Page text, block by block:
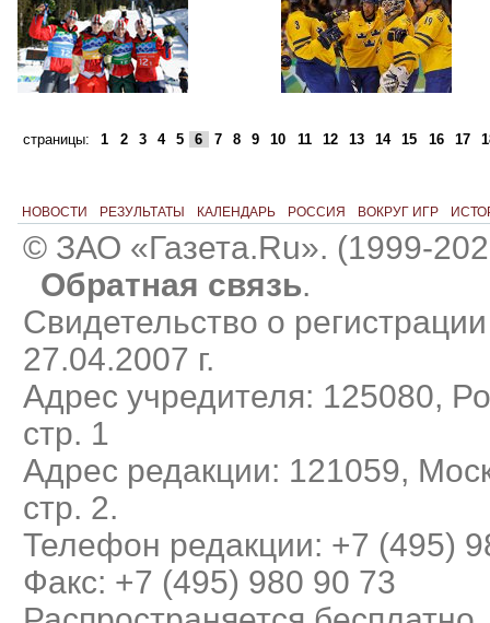
страницы: 1 2 3 4 5 6 7 8 9 10 11 12 13 14 15 16 17
НОВОСТИ РЕЗУЛЬТАТЫ КАЛЕНДАРЬ РОССИЯ ВОКРУГ ИГР
© ЗАО «Газета.Ru». (1999-
Обратная связь.
Свидетельство о
27.04.2007 г.
Адрес учредителя: 125080,
стр. 1
Адрес редакции: 121059,
стр. 2.
Телефон редакции: +7 (495)
Факс: +7 (495) 980 90 73